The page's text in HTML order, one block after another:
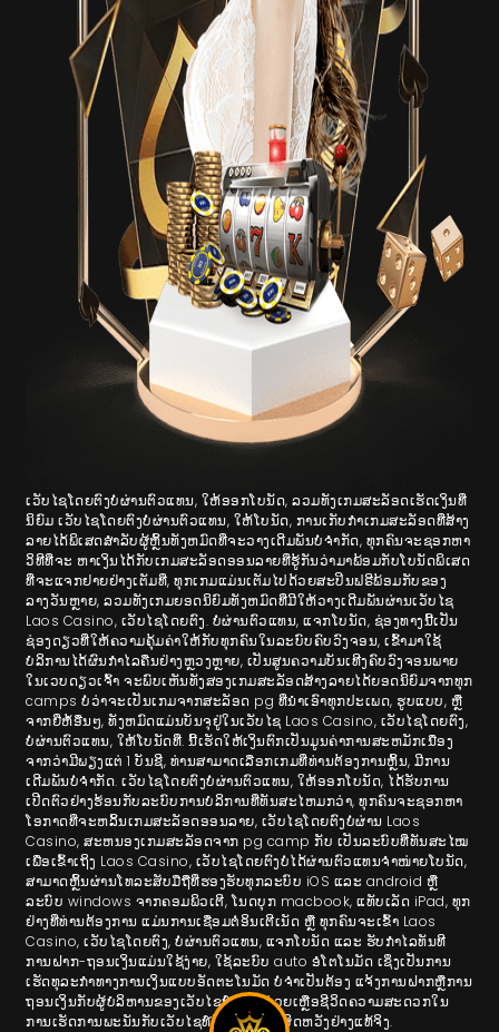
ເວັບໄຊໂດຍຕົງບໍ່ຜ່ານຕົວແທນ, ໃຫ້ອອກໂບນັດ, ລວມທັງເກມສະລັອດເຮັດເງິນທີ່
ນິຍົມ ເວັບໄຊໂດຍຕົງບໍ່ຜ່ານຕົວແທນ, ໃຫ້ໂບນັດ, ການເກັບກໍາເກມສະລັອດທີ່ສ້າງ
ລາຍໄດ້ພິເສດສໍາລັບຜູ້ຫຼິ້ນທັງຫມົດທີ່ຈະວາງເດີມພັນບໍ່ຈໍາກັດ, ທຸກຄົນຈະຊອກຫາ
ວິທີທີ່ຈະ ຫາເງິນໄດ້ກັບເກມສະລັອດອອນລາຍທີ່ຮູ້ກັນວ່າມາພ້ອມກັບໂບນັດພິເສດ
ທີ່ຈະແຈກຢາຍຢ່າງເຕັມທີ່, ທຸກເກມແມ່ນເຕັມໄປດ້ວຍສະປິນຟຣີພ້ອມກັບຂອງ
ລາງວັນຫຼາຍ, ລວມທັງເກມຍອດນິຍົມທັງຫມົດທີ່ມີໃຫ້ວາງເດີມພັນຜ່ານເວັບໄຊ
Laos Casino, ເວັບໄຊໂດຍຕົງ. ບໍ່ຜ່ານຕົວແທນ, ແຈກໂບນັດ, ຊ່ອງທາງນີ້ເປັນ
ຊ່ອງດຽວທີ່ໃຫ້ຄວາມຄຸ້ມຄ່າໃຫ້ກັບທຸກຄົນໃນລະບົບຄົບວົງຈອນ, ເຂົ້າມາໃຊ້
ບໍລິການໄດ້ຜົນກຳໄລຄືນຢ່າງຫຼວງຫຼາຍ, ເປັນສູນຄວາມບັນເທີງຄົບວົງຈອນພາຍ
ໃນເວບດຽວເຈົ້າ ຈະພົບເຫັນທັງສອງເກມສະລັອດສ້າງລາຍໄດ້ຍອດນິຍົມຈາກທຸກ
camps ບໍ່ວ່າຈະເປັນເກມຈາກສະລັອດ pg ທີ່ນໍາເອົາທຸກປະເພດ, ຮູບແບບ, ຫຼື
ຈາກຍີ່ຫໍ້ອື່ນໆ, ທັງຫມົດແມ່ນບັນຈຸຢູ່ໃນເວັບໄຊ Laos Casino, ເວັບໄຊໂດຍຕົງ,
ບໍ່ຜ່ານຕົວແທນ, ໃຫ້ໂບນັດທີ່. ນີ້ເຮັດໃຫ້ເງິນຕົກເປັນມູນຄ່າການສະຫມັກເນື່ອງ
ຈາກວ່າມີພຽງແຕ່ 1 ບັນຊີ, ທ່ານສາມາດເລືອກເກມທີ່ທ່ານຕ້ອງການຫຼິ້ນ, ມີການ
ເດີມພັນບໍ່ຈໍາກັດ. ເວັບໄຊໂດຍຕົງບໍ່ຜ່ານຕົວແທນ, ໃຫ້ອອກໂບນັດ, ໄດ້ຮັບການ
ເປີດຕົວຢ່າງຮ້ອນກັບລະບົບການບໍລິການທີ່ທັນສະໄຫມກວ່າ, ທຸກຄົນຈະຊອກຫາ
ໂອກາດທີ່ຈະຫລິ້ນເກມສະລັອດອອນລາຍ, ເວັບໄຊໂດຍຕົງບໍ່ຜ່ານ Laos
Casino, ສະຫນອງເກມສະລັອດຈາກ pg camp ກັບ ເປັນລະບົບທີ່ທັນສະໄໝ
ເພື່ອເຂົ້າເຖິງ Laos Casino, ເວັບໄຊໂດຍຕົງບໍ່ໄດ້ຜ່ານຕົວແທນຈໍາໜ່າຍໂບນັດ,
ສາມາດຫຼິ້ນຜ່ານໂທລະສັບມືຖືທີ່ຮອງຮັບທຸກລະບົບ iOS ແລະ android ຫຼື
ລະບົບ windows ຈາກຄອມພິວເຕີ, ໂນດບຸກ macbook, ແທັບເລັດ iPad, ທຸກ
ຢ່າງທີ່ທ່ານຕ້ອງການ ແມ່ນການເຊື່ອມຕໍ່ອິນເຕີເນັດ ຫຼື ທຸກຄົນຈະເຂົ້າ Laos
Casino, ເວັບໄຊໂດຍຕົງ, ບໍ່ຜ່ານຕົວແທນ, ແຈກໂບນັດ ແລະ ຮັບກຳໄລທັນທີ
ການຝາກ-ຖອນເງິນແມ່ນໃຊ້ງ່າຍ, ໃຊ້ລະບົບ auto ອໍໂຕໂນມັດ ເຊິ່ງເປັນການ
ເຮັດທຸລະກຳທາງການເງິນແບບອັດຕະໂນມັດ ບໍ່ຈຳເປັນຕ້ອງ ແຈ້ງ​ການ​ຝາກ​ຫຼື​ການ​
ຖອນ​ເງິນ​ກັບ​ຜູ້​ບໍ​ລິ​ຫານ​ຂອງ​ເວັບ​ໄຊ​ທ​໌​, ການ​ຊ່ວຍ​ເຫຼືອ​ຊີ​ວິດ​ຄວາມ​ສະ​ດວກ​ໃນ​
ການ​ເຮັດ​ການ​ພະ​ນັນ​ກັບ​ເວັບ​ໄຊ​ທ​໌​ນີ້​, ບໍ່​ມີ​ຄວາມ​ຜິດ​ຫວັງ​ຢ່າງ​ແທ້​ຈິງ​.